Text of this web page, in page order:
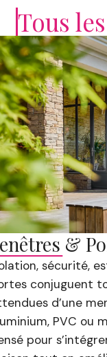
Tous
&
sécurité,
conjuguent
d’une
PVC ou
pour s’intégrer